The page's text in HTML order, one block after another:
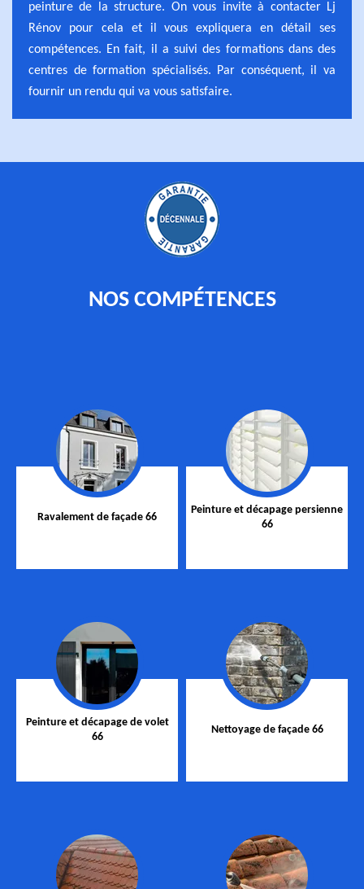
peinture de la structure. On vous invite à contacter Lj
Rénov pour cela et il vous expliquera en détail ses
compétences. En fait, il a suivi des formations dans des
centres de formation spécialisés. Par conséquent, il va
fournir un rendu qui va vous satisfaire.
NOS COMPÉTENCES
Ravalement de façade 66
Peinture et décapage persienne
66
Peinture et décapage de volet
66
Nettoyage de façade 66